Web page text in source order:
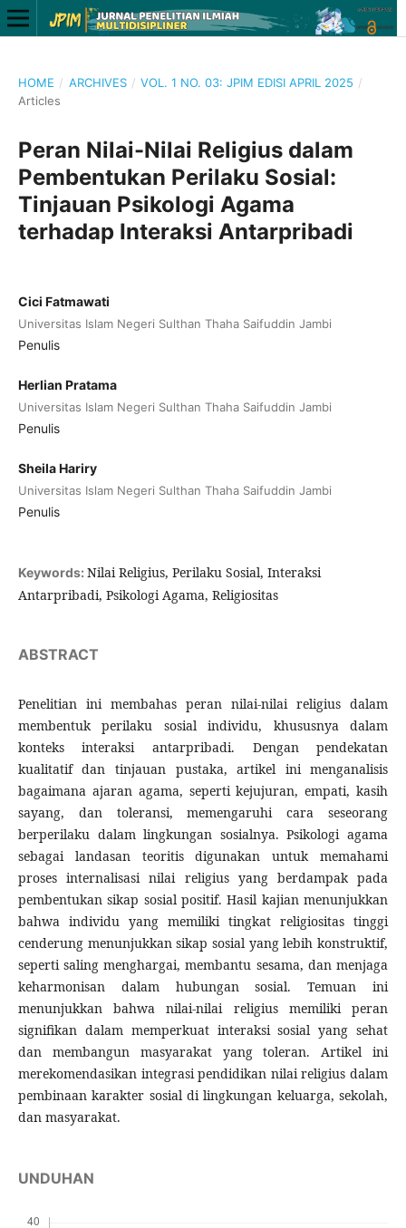
HOME / ARCHIVES / VOL. 1 NO. 03: JPIM EDISI APRIL 2025 /
Articles
Peran Nilai-Nilai Religius dalam
Pembentukan Perilaku Sosial:
Tinjauan Psikologi Agama
terhadap Interaksi Antarpribadi
Cici Fatmawati
Universitas Islam Negeri Sulthan Thaha Saifuddin Jambi
Penulis
Herlian Pratama
Universitas Islam Negeri Sulthan Thaha Saifuddin Jambi
Penulis
Sheila Hariry
Universitas Islam Negeri Sulthan Thaha Saifuddin Jambi
Penulis
Keywords: Nilai Religius, Perilaku Sosial, Interaksi
Antarpribadi, Psikologi Agama, Religiositas
ABSTRACT
Penelitian ini membahas peran nilai-nilai religius dalam
membentuk perilaku sosial individu, khususnya dalam
konteks interaksi antarpribadi. Dengan pendekatan
kualitatif dan tinjauan pustaka, artikel ini menganalisis
bagaimana ajaran agama, seperti kejujuran, empati, kasih
sayang, dan toleransi, memengaruhi cara seseorang
berperilaku dalam lingkungan sosialnya. Psikologi agama
sebagai landasan teoritis digunakan untuk memahami
proses internalisasi nilai religius yang berdampak pada
pembentukan sikap sosial positif. Hasil kajian menunjukkan
bahwa individu yang memiliki tingkat religiositas tinggi
cenderung menunjukkan sikap sosial yang lebih konstruktif,
seperti saling menghargai, membantu sesama, dan menjaga
keharmonisan dalam hubungan sosial. Temuan ini
menunjukkan bahwa nilai-nilai religius memiliki peran
signifikan dalam memperkuat interaksi sosial yang sehat
dan membangun masyarakat yang toleran. Artikel ini
merekomendasikan integrasi pendidikan nilai religius dalam
pembinaan karakter sosial di lingkungan keluarga, sekolah,
dan masyarakat.
UNDUHAN